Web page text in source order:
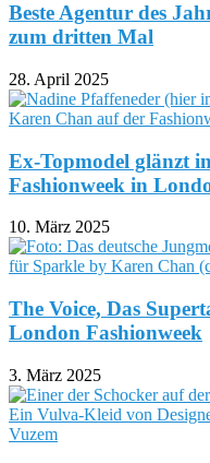
Beste Agentur des
zum dritten Mal
28. April 2025
Ex-Topmodel glänzt
Fashionweek in
10. März 2025
The Voice, Das
London Fashionweek
3. März 2025